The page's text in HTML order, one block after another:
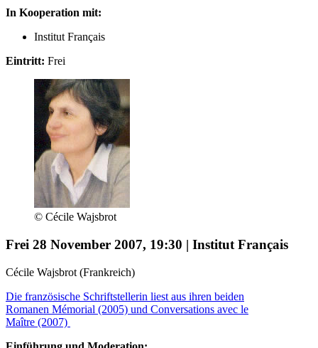
In Kooperation mit:
Institut Français
Eintritt: Frei
© Cécile Wajsbrot
Frei 28 November 2007, 19:30 | Institut Français
Cécile Wajsbrot (Frankreich)
Die französische Schriftstellerin liest aus ihren beiden
Romanen Mémorial (2005) und Conversations avec le
Maître (2007)